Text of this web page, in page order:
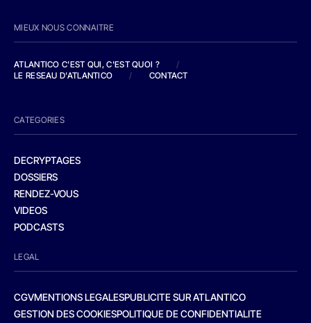
MIEUX NOUS CONNAITRE
ATLANTICO C'EST QUI, C'EST QUOI ?
/
LE RESEAU D'ATLANTICO
/ CONTACT
CATEGORIES
DECRYPTAGES
DOSSIERS
RENDEZ-VOUS
VIDEOS
PODCASTS
LEGAL
CGVMENTIONS LEGALESPUBLICITE SUR ATLANTICO
GESTION DES COOKIESPOLITIQUE DE CONFIDENTIALITE